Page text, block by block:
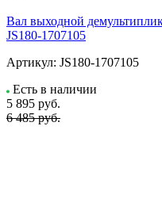
Вал выходной
JS180-1707105
Артикул: JS180-1707105
Есть в наличии
5 895 руб.
6 485 руб.